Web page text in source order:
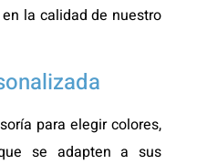
la calidad de nuestro
para elegir colores,
se adapten a sus